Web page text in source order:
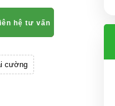
hệ tư vấn
cường